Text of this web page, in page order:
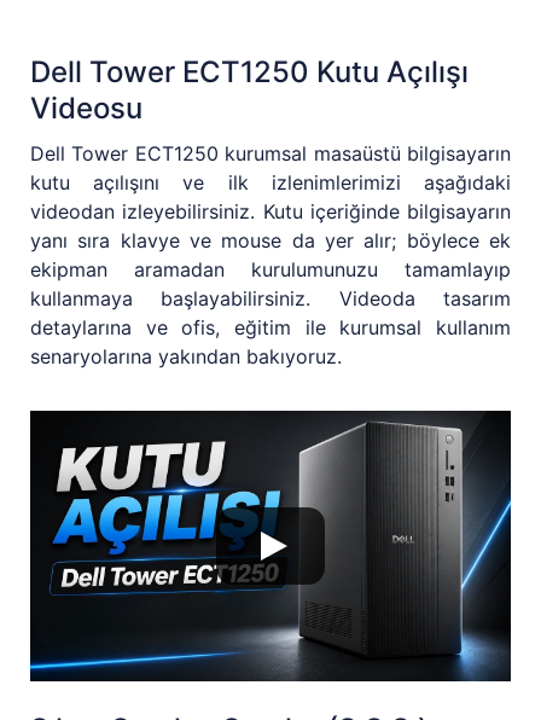
Dell Tower ECT1250 Kutu Açılışı
Videosu
Dell Tower ECT1250 kurumsal masaüstü bilgisayarın
kutu açılışını ve ilk izlenimlerimizi aşağıdaki
videodan izleyebilirsiniz. Kutu içeriğinde bilgisayarın
yanı sıra klavye ve mouse da yer alır; böylece ek
ekipman aramadan kurulumunuzu tamamlayıp
kullanmaya başlayabilirsiniz. Videoda tasarım
detaylarına ve ofis, eğitim ile kurumsal kullanım
senaryolarına yakından bakıyoruz.